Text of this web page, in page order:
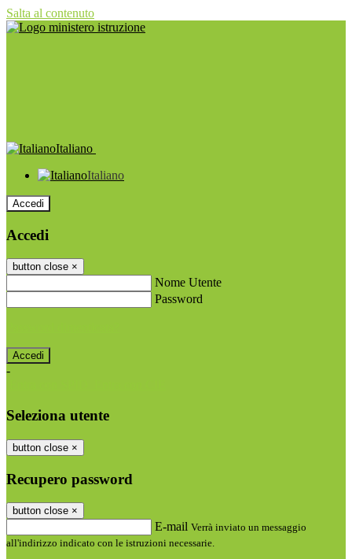
Salta al contenuto
Italiano
Italiano
Accedi
Accedi
button close ×
Nome Utente
Password
-
Seleziona utente
button close ×
Recupero password
button close ×
E-mail Verrà inviato un messaggio
all'indirizzo indicato con le istruzioni necessarie.